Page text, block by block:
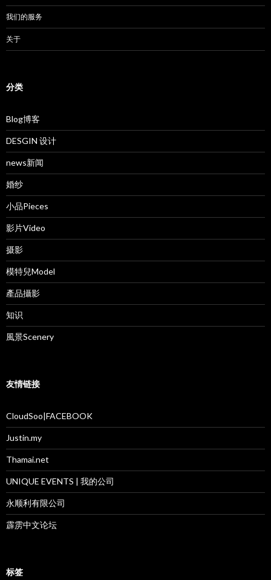
我们的服务
关于
分类
Blog博客
DESGIN 设计
news新闻
婚纱
小品Pieces
影片Video
摄影
模特兒Model
產品攝影
知识
風景Scenery
友情链接
CloudSoo|FACEBOOK
Justin.my
Thamai.net
UNIQUE EVENTS | 我的公司
永顺利有限公司
霹雳中文论坛
标签